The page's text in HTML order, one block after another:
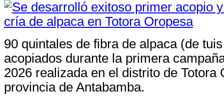
90 quintales de fibra de alpaca (de
acopiados durante la primera
2026 realizada en el distrito de Totora
provincia de Antabamba.